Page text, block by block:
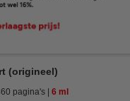
(origineel)
pagina's 6 ml